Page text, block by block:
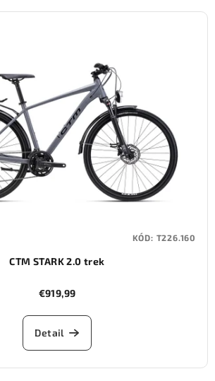
CTM STARK 2.0 trek
€919,99
Detail
KÓD: T226.160